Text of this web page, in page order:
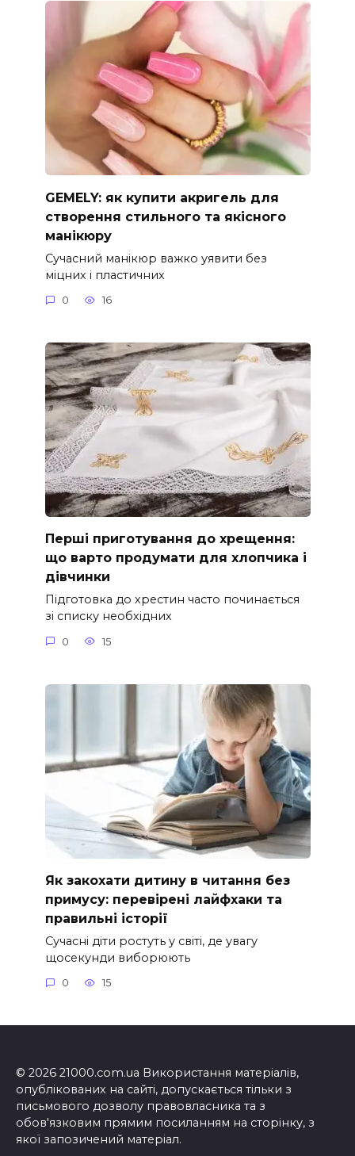
GEMELY: як купити акригель для
створення стильного та якісного
манікюру
Сучасний манікюр важко уявити без
міцних і пластичних
0 16
Перші приготування до хрещення:
що варто продумати для хлопчика і
дівчинки
Підготовка до хрестин часто починається
зі списку необхідних
0 15
Як закохати дитину в читання без
примусу: перевірені лайфхаки та
правильні історії
Сучасні діти ростуть у світі, де увагу
щосекунди виборюють
0 15
© 2026 21000.com.ua Використання матеріалів,
опублікованих на сайті, допускається тільки з
письмового дозволу правовласника та з
обов'язковим прямим посиланням на сторінку, з
якої запозичений матеріал.